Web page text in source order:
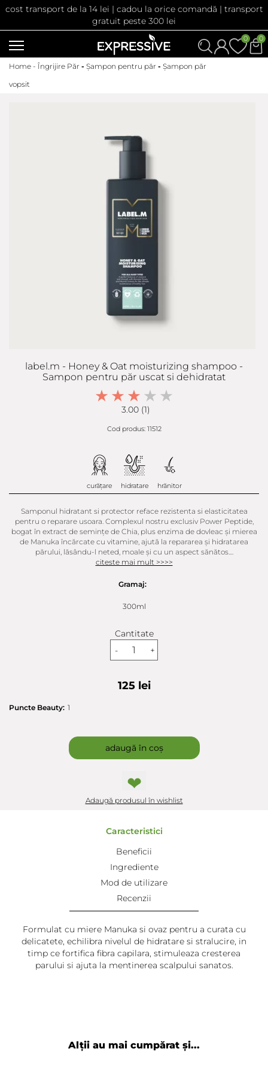
cost transport de la 14 lei | cadou la orice comandă | transport
gratuit peste 300 lei
0
0
Home - Îngrijire Păr - Șampon pentru păr - Șampon păr
vopsit
label.m - Honey & Oat moisturizing shampoo -
Sampon pentru păr uscat si dehidratat
3.00 (1)
Cod produs: 11512
curățare hidratare hrănitor
Samponul hidratant si protector reface rezistenta si elasticitatea
pentru o reparare usoara. Complexul nostru exclusiv Power Peptide,
bogat în extract de semințe de Chia, plus enzima de dovleac și mierea
de Manuka încărcate cu vitamine, ajută la repararea și hidratarea
părului, lăsându-l neted, moale și cu un aspect sănătos....
citeste mai mult >>>>
Gramaj:
300ml
Cantitate
-
+
125 lei
Puncte Beauty: 1
adaugă în coș
❤
Adaugă produsul în wishlist
Caracteristici
Beneficii
Ingrediente
Mod de utilizare
Recenzii
Formulat cu miere Manuka si ovaz pentru a curata cu
delicatete, echilibra nivelul de hidratare si stralucire, in
timp ce fortifica fibra capilara, stimuleaza cresterea
parului si ajuta la mentinerea scalpului sanatos.
Alții au mai cumpărat și...